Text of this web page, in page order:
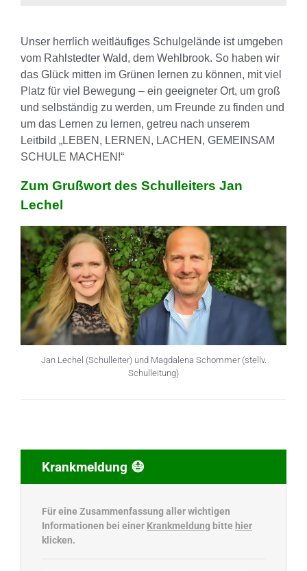
Unser herrlich weitläufiges Schulgelände ist umgeben
vom Rahlstedter Wald, dem Wehlbrook. So haben wir
das Glück mitten im Grünen lernen zu können, mit viel
Platz für viel Bewegung – ein geeigneter Ort, um groß
und selbständig zu werden, um Freunde zu finden und
um das Lernen zu lernen, getreu nach unserem
Leitbild „LEBEN, LERNEN, LACHEN, GEMEINSAM
SCHULE MACHEN!“
Zum Grußwort des Schulleiters Jan
Lechel
Jan Lechel (Schulleiter) und Magdalena Schommer (stellv.
Schulleitung)
Krankmeldung 😷
Für eine Zusammenfassung aller wichtigen
Informationen bei einer Krankmeldung bitte hier
klicken.